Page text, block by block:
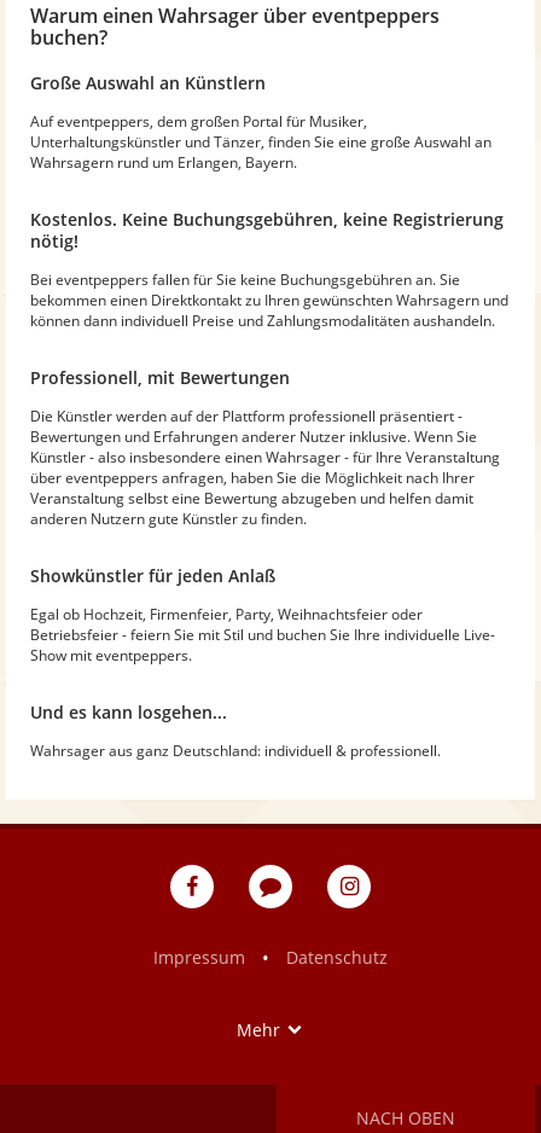
Warum einen Wahrsager über eventpeppers
buchen?
Große Auswahl an Künstlern
Auf eventpeppers, dem großen Portal für Musiker,
Unterhaltungskünstler und Tänzer, finden Sie eine große Auswahl an
Wahrsagern rund um Erlangen, Bayern.
Kostenlos. Keine Buchungsgebühren, keine Registrierung
nötig!
Bei eventpeppers fallen für Sie keine Buchungsgebühren an. Sie
bekommen einen Direktkontakt zu Ihren gewünschten Wahrsagern und
können dann individuell Preise und Zahlungsmodalitäten aushandeln.
Professionell, mit Bewertungen
Die Künstler werden auf der Plattform professionell präsentiert -
Bewertungen und Erfahrungen anderer Nutzer inklusive. Wenn Sie
Künstler - also insbesondere einen Wahrsager - für Ihre Veranstaltung
über eventpeppers anfragen, haben Sie die Möglichkeit nach Ihrer
Veranstaltung selbst eine Bewertung abzugeben und helfen damit
anderen Nutzern gute Künstler zu finden.
Showkünstler für jeden Anlaß
Egal ob Hochzeit, Firmenfeier, Party, Weihnachtsfeier oder
Betriebsfeier - feiern Sie mit Stil und buchen Sie Ihre individuelle Live-
Show mit eventpeppers.
Und es kann losgehen...
Wahrsager aus ganz Deutschland: individuell & professionell.
eventpeppers
Blog
eventpeppers
Impressum
• Datenschutz
Mehr
NACH OBEN